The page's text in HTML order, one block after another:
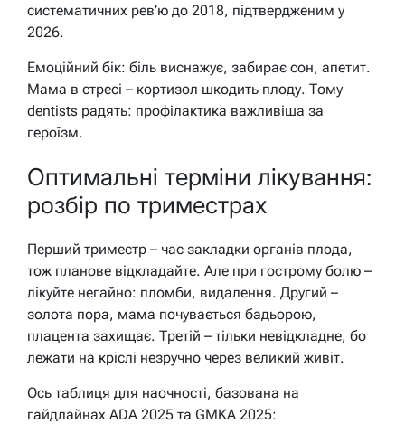
систематичних рев’ю до 2018, підтвердженим у
2026.
Емоційний бік: біль виснажує, забирає сон, апетит.
Мама в стресі – кортизол шкодить плоду. Тому
dentists радять: профілактика важливіша за
героїзм.
Оптимальні терміни лікування:
розбір по триместрах
Перший триместр – час закладки органів плода,
тож планове відкладайте. Але при гострому болю –
лікуйте негайно: пломби, видалення. Другий –
золота пора, мама почувається бадьорою,
плацента захищає. Третій – тільки невідкладне, бо
лежати на кріслі незручно через великий живіт.
Ось таблиця для наочності, базована на
гайдлайнах ADA 2025 та GMKA 2025: